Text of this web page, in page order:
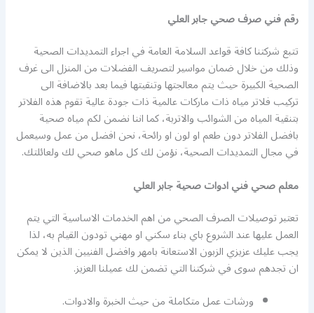
رقم فني صرف صحي جابر العلي
تتبع شركتنا كافة قواعد السلامة العامة في اجراء التمديدات الصحية
وذلك من خلال ضمان مواسير لتصريف الفضلات من المنزل الى غرف
الصحية الكبيرة حيث يتم معالجتها وتنقيتها فيما بعد بالاضافة الى
تركيب فلاتر مياه ذات ماركات عالمية ذات جودة عالية تقوم هذه الفلاتر
بتنقية المياه من الشوائب والاتربة، كما اننا نضمن لكم مياه صحية
بافضل الفلاتر دون طعم او لون او رائحة، نحن افضل من عمل وسيعمل
في مجال التمديدات الصحية، نؤمن لك كل ماهو صحي لك ولعائلتك.
معلم صحي فني ادوات صحية جابر العلي
تعتبر توصيلات الصرف الصحي من اهم الخدمات الاساسية التي يتم
العمل عليها عند الشروع باي بناء سكني او مهني تودون القيام به، لذا
يجب عليك عزيزي الزبون الاستعانة بامهر وافضل الفنيين الذين لا يمكن
ان تجدهم سوى في شركتنا التي تضمن لك عميلنا العزيز.
ورشات عمل متكاملة من حيث الخبرة والادوات.